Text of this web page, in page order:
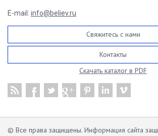
E-mail: info@believ.ru
Свяжитесь с нами
Контакты
Скачать каталог в PDF
© Все права защищены. Информация сайта